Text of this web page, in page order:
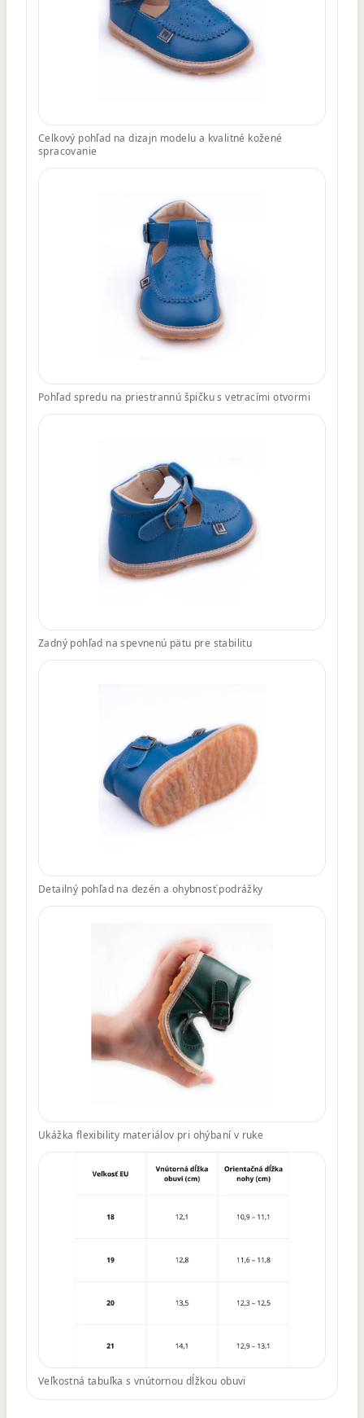
Celkový pohľad na dizajn modelu a kvalitné kožené
spracovanie
Pohľad spredu na priestrannú špičku s vetracími otvormi
Zadný pohľad na spevnenú pätu pre stabilitu
Detailný pohľad na dezén a ohybnosť podrážky
Ukážka flexibility materiálov pri ohýbaní v ruke
Veľkostná tabuľka s vnútornou dĺžkou obuvi